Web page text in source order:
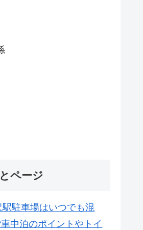
ページ
駅駐車場はいつでも混
中泊のポイントやトイ